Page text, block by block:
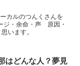
カルのつんくさんを
ジ・余命・声 原因・
います。
はどんな人？夢見